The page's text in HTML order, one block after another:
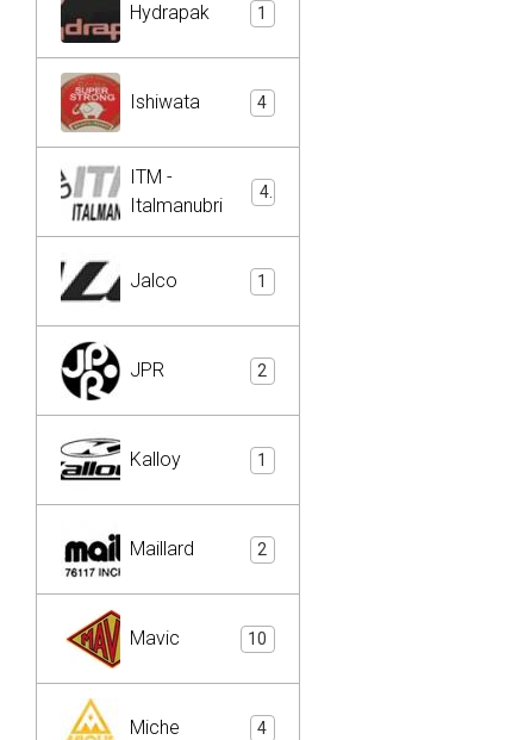
Hydrapak 1
Ishiwata 4
ITM -
Italmanubri
4
Jalco 1
JPR 2
Kalloy 1
Maillard 2
Mavic 10
Miche 4